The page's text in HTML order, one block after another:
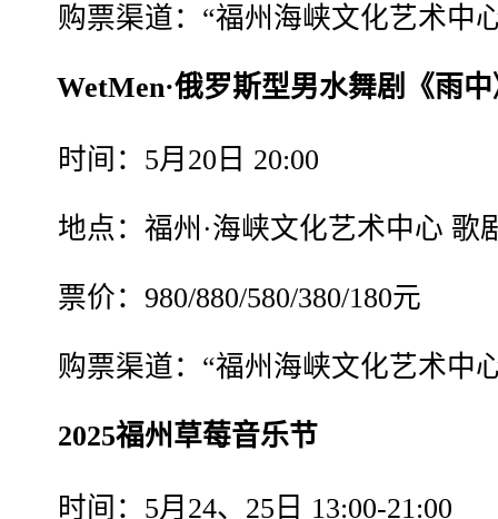
购票渠道：“福州海峡文化艺术中
WetMen·俄罗斯型男水舞剧《雨中
时间：5月20日 20:00
地点：福州·海峡文化艺术中心 歌
票价：980/880/580/380/180元
购票渠道：“福州海峡文化艺术中
2025福州草莓音乐节
时间：5月24、25日 13:00-21:00